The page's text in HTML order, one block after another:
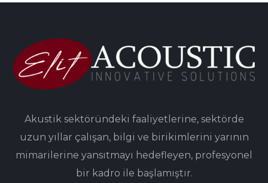
Akustik sektöründeki faaliyetlerine, sektörde
uzun yıllar çalışan, bilgi ve birikimlerini yarının
mimarilerine yansıtmayı hedefleyen, profesyonel
bir kadro ile başlamıştır.